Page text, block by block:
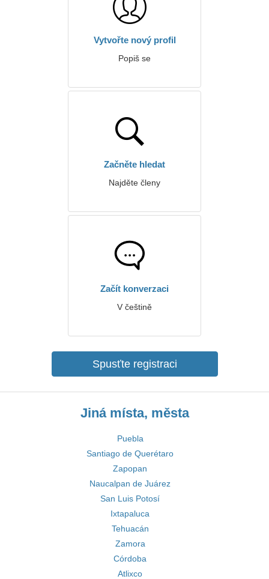
Vytvořte nový profil
Popiš se
Začněte hledat
Najděte členy
Začít konverzaci
V češtině
Spusťte registraci
Jiná místa, města
Puebla
Santiago de Querétaro
Zapopan
Naucalpan de Juárez
San Luis Potosí
Ixtapaluca
Tehuacán
Zamora
Córdoba
Atlixco